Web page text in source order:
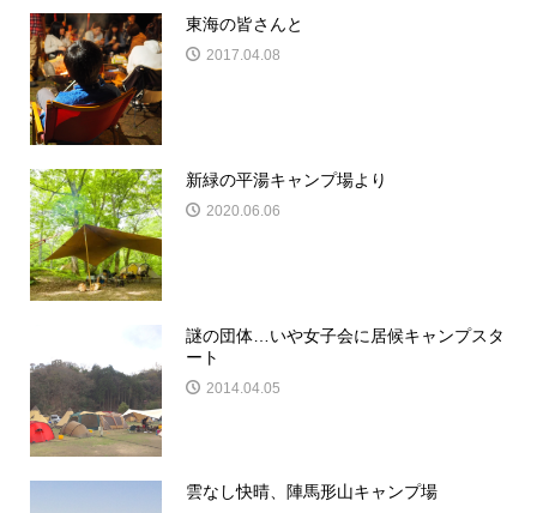
東海の皆さんと
2017.04.08
新緑の平湯キャンプ場より
2020.06.06
謎の団体…いや女子会に居候キャンプスタ
ート
2014.04.05
雲なし快晴、陣馬形山キャンプ場